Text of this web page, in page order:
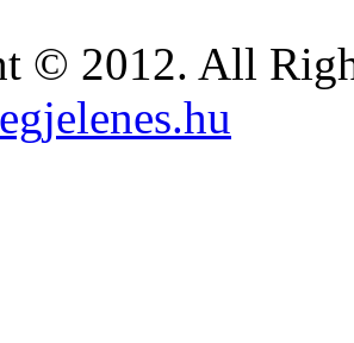
© 2012. All